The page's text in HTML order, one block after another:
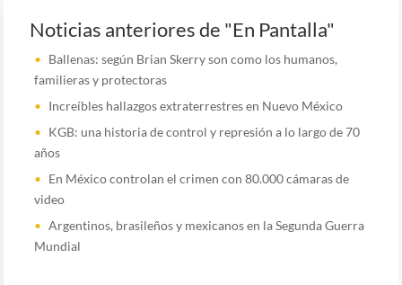
Noticias anteriores de "En Pantalla"
Ballenas: según Brian Skerry son como los humanos,
familieras y protectoras
Increíbles hallazgos extraterrestres en Nuevo México
KGB: una historia de control y represión a lo largo de 70
años
En México controlan el crimen con 80.000 cámaras de
video
Argentinos, brasileños y mexicanos en la Segunda Guerra
Mundial